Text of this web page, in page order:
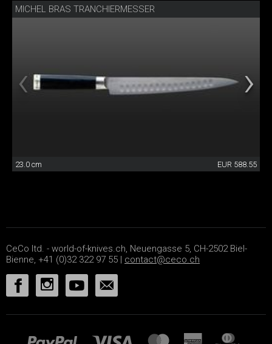
MICHEL BRAS TRANCHIERMESSER
23.0 cm EUR 588.55
CeCo ltd. - world-of-knives.ch, Neuengasse 5, CH-2502 Biel-
Bienne, +41 (0)32 322 97 55 | contact@ceco.ch